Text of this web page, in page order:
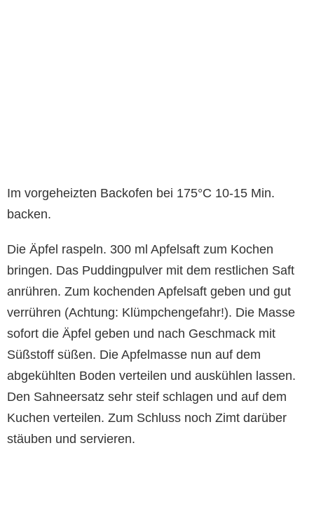
Im vorgeheizten Backofen bei 175°C 10-15 Min.
backen.
Die Äpfel raspeln. 300 ml Apfelsaft zum Kochen
bringen. Das Puddingpulver mit dem restlichen Saft
anrühren. Zum kochenden Apfelsaft geben und gut
verrühren (Achtung: Klümpchengefahr!). Die Masse
sofort die Äpfel geben und nach Geschmack mit
Süßstoff süßen. Die Apfelmasse nun auf dem
abgekühlten Boden verteilen und auskühlen lassen.
Den Sahneersatz sehr steif schlagen und auf dem
Kuchen verteilen. Zum Schluss noch Zimt darüber
stäuben und servieren.